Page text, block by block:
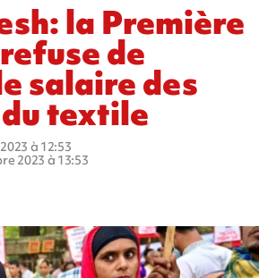
la Première
de
salaire des
textile
à 12:53
2023 à 13:53